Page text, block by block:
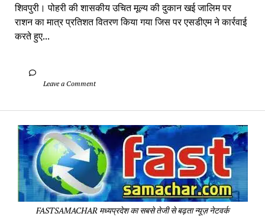
शिवपुरी। पोहरी की शासकीय उचित मूल्य की दुकान खई जालिम पर
राशन का मात्र प्रतिशत वितरण किया गया जिस पर एसडीएम ने कार्रवाई
करते हुए...
		Leave a Comment
-
FASTSAMACHAR मध्यप्रदेश का सबसे तेजी से बढ़ता न्यूज़ नेटवर्क